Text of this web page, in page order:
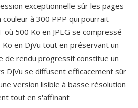
exceptionnelle sûr les pages
à 300 PPP qui pourrait
où 500 Ko en JPEG se compressé
en DjVu tout en préservant un
de rendu progressif constitue un
DjVu se diffusent efficacement sûr
version lisible à basse résolution
tout en s'affinant